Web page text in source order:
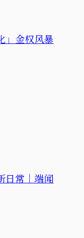
」金权风暴
日常｜端闻